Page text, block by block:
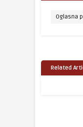
Oglasna
Related